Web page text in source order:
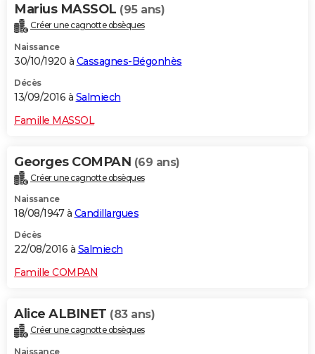
Marius MASSOL (95 ans)
Créer une cagnotte obsèques
Naissance
30/10/1920 à Cassagnes-Bégonhès
Décès
13/09/2016 à Salmiech
Famille MASSOL
Georges COMPAN (69 ans)
Créer une cagnotte obsèques
Naissance
18/08/1947 à Candillargues
Décès
22/08/2016 à Salmiech
Famille COMPAN
Alice ALBINET (83 ans)
Créer une cagnotte obsèques
Naissance